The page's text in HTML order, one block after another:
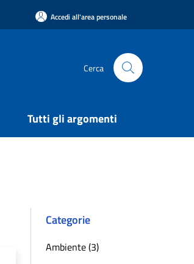
Accedi all'area personale
Cerca
Tutti gli argomenti
Categorie
Ambiente (3)